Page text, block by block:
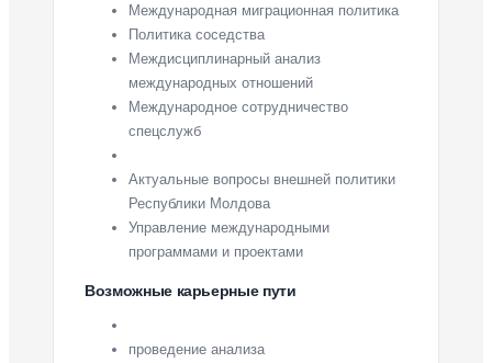
Международная миграционная политика
Политика соседства
Междисциплинарный анализ
международных отношений
Международное сотрудничество
спецслужб
Актуальные вопросы внешней политики
Республики Молдова
Управление международными
программами и проектами
Возможные карьерные пути
проведение анализа